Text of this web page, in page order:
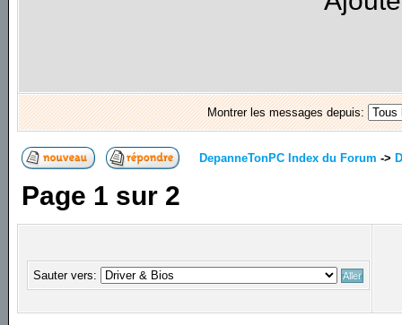
Montrer les messages depuis:
DepanneTonPC Index du Forum ->
Page 1 sur 2
Sauter vers: